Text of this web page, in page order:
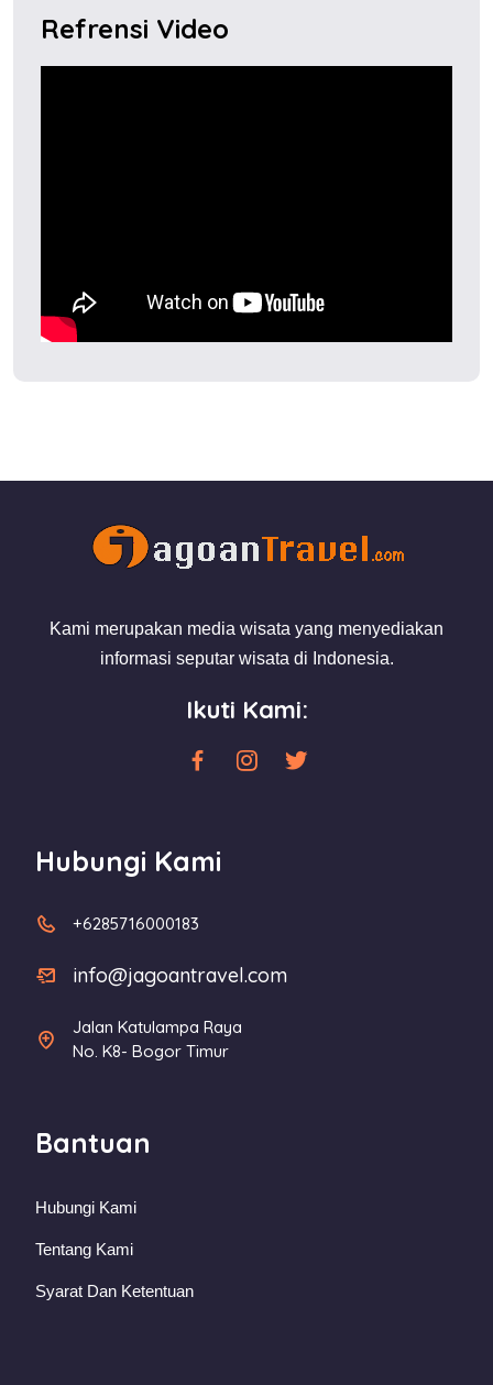
Refrensi Video
Kami merupakan media wisata yang menyediakan
informasi seputar wisata di Indonesia.
Ikuti Kami:
Hubungi Kami
+6285716000183
info@jagoantravel.com
Jalan Katulampa Raya
No. K8- Bogor Timur
Bantuan
Hubungi Kami
Tentang Kami
Syarat Dan Ketentuan